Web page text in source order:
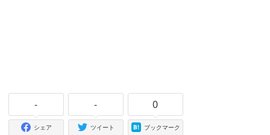
-
シェア
-
ツイート
0
ブックマーク